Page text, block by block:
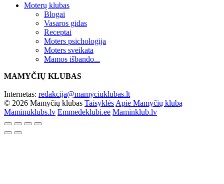
Moterų klubas
Blogai
Vasaros gidas
Receptai
Moters psichologija
Moters sveikata
Mamos išbando...
MAMYČIŲ KLUBAS
Internetas: redakcija@mamyciuklubas.lt
© 2026 Mamyčių klubas Taisyklės Apie Mamyčių klubą
Maminuklubs.lv Emmedeklubi.ee Maminklub.lv